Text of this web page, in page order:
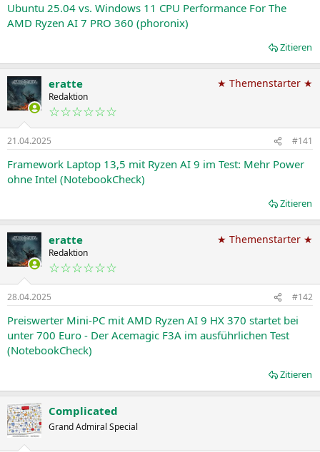
Ubuntu 25.04 vs. Windows 11 CPU Performance For The
AMD Ryzen AI 7 PRO 360 (phoronix)
Zitieren
eratte
Redaktion
☆☆☆☆☆☆
★ Themenstarter ★
21.04.2025 #141
Framework Laptop 13,5 mit Ryzen AI 9 im Test: Mehr Power
ohne Intel (NotebookCheck)
Zitieren
eratte
Redaktion
☆☆☆☆☆☆
★ Themenstarter ★
28.04.2025 #142
Preiswerter Mini-PC mit AMD Ryzen AI 9 HX 370 startet bei
unter 700 Euro - Der Acemagic F3A im ausführlichen Test
(NotebookCheck)
Zitieren
Complicated
Grand Admiral Special